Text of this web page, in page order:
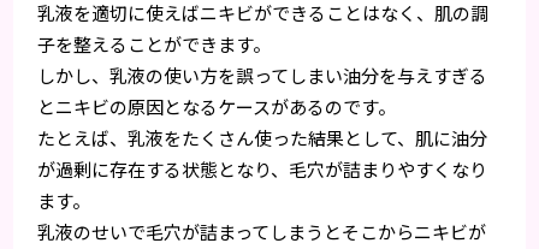
乳液を適切に使えばニキビができることはなく、肌の調
子を整えることができます。
しかし、乳液の使い方を誤ってしまい油分を与えすぎる
とニキビの原因となるケースがあるのです。
たとえば、乳液をたくさん使った結果として、肌に油分
が過剰に存在する状態となり、毛穴が詰まりやすくなり
ます。
乳液のせいで毛穴が詰まってしまうとそこからニキビが